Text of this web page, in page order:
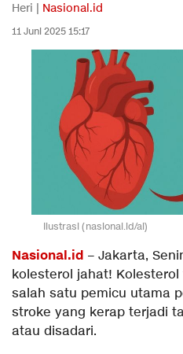
Heri | Nasional.id
11 Juni 2025 15:17
Ilustrasi (nasional.id/ai)
Nasional.id – Jakarta,
kolesterol jahat!
salah satu pemicu utama
stroke yang kerap terjadi
atau disadari.